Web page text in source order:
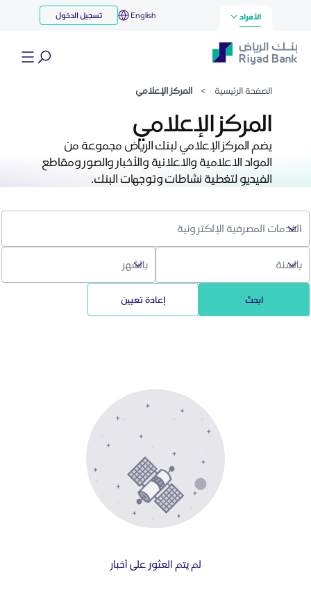
تخطي إلى المحتوى الرئيسي
الإعلامي
الأفراد English تسجيل الدخول
الصفحة الرئيسية > المركز الإعلامي
المركز الإعلامي
يضم المركز الإعلامي لبنك الرياض مجموعة من
المواد الاعلامية والاعلانية والأخبار والصور ومقاطع
الفيديو لتغطية نشاطات وتوجهات البنك.
ابحث إعادة تعيين
لم يتم العثور على أخبار